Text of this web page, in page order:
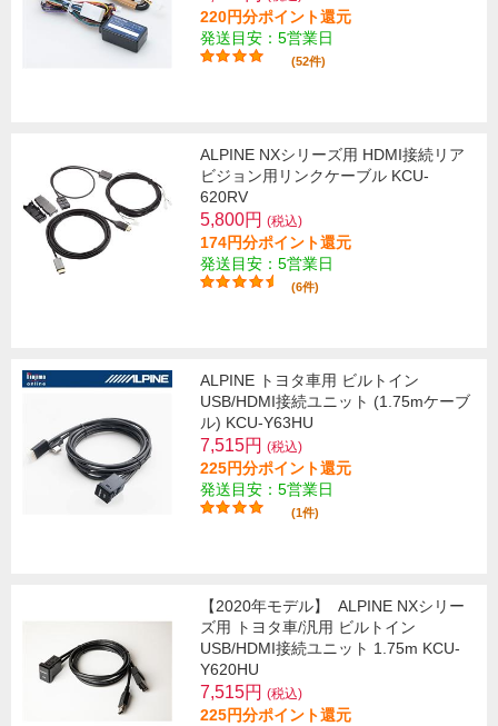
220円分ポイント還元
発送目安：5営業日
(52件)
ALPINE NXシリーズ用 HDMI接続リア
ビジョン用リンクケーブル KCU-
620RV
5,800円 (税込)
174円分ポイント還元
発送目安：5営業日
(6件)
ALPINE トヨタ車用 ビルトイン
USB/HDMI接続ユニット (1.75mケーブ
ル) KCU-Y63HU
7,515円 (税込)
225円分ポイント還元
発送目安：5営業日
(1件)
【2020年モデル】
ALPINE NXシリー
ズ用 トヨタ車/汎用 ビルトイン
USB/HDMI接続ユニット 1.75m KCU-
Y620HU
7,515円 (税込)
225円分ポイント還元